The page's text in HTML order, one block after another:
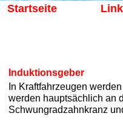
Induktionsgeber
In Kraftfahrzeugen
werden hauptsächlich an
Schwungradzahnkranz
Startseite